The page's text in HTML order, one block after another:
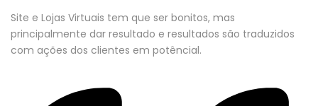
Site e Lojas Virtuais tem que ser bonitos, mas
principalmente dar resultado e resultados são traduzidos
com ações dos clientes em potêncial.